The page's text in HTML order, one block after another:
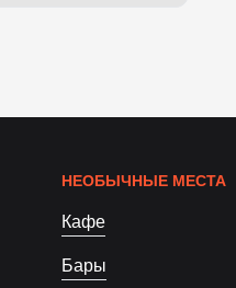
НЕОБЫЧНЫЕ МЕСТА
Кафе
Бары